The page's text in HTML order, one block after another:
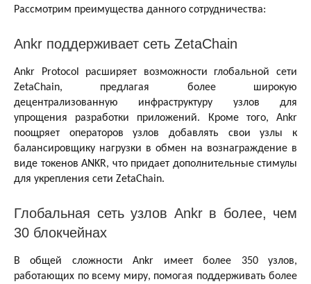
Рассмотрим преимущества данного сотрудничества:
Ankr поддерживает сеть ZetaChain
Ankr Protocol расширяет возможности глобальной сети
ZetaChain, предлагая более широкую
децентрализованную инфраструктуру узлов для
упрощения разработки приложений. Кроме того, Ankr
поощряет операторов узлов добавлять свои узлы к
балансировщику нагрузки в обмен на вознаграждение в
виде токенов ANKR, что придает дополнительные стимулы
для укрепления сети ZetaChain.
Глобальная сеть узлов Ankr в более, чем
30 блокчейнах
В общей сложности Ankr имеет более 350 узлов,
работающих по всему миру, помогая поддерживать более